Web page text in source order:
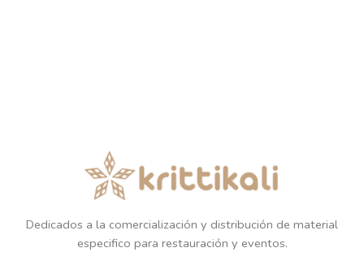
Dedicados a la comercialización y distribución de material
especifico para restauración y eventos.